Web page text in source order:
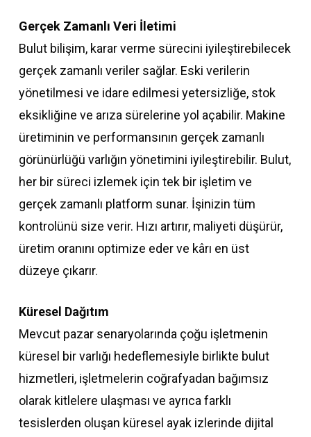
Gerçek Zamanlı Veri İletimi
Bulut bilişim, karar verme sürecini iyileştirebilecek
gerçek zamanlı veriler sağlar. Eski verilerin
yönetilmesi ve idare edilmesi yetersizliğe, stok
eksikliğine ve arıza sürelerine yol açabilir. Makine
üretiminin ve performansının gerçek zamanlı
görünürlüğü varlığın yönetimini iyileştirebilir. Bulut,
her bir süreci izlemek için tek bir işletim ve
gerçek zamanlı platform sunar. İşinizin tüm
kontrolünü size verir. Hızı artırır, maliyeti düşürür,
üretim oranını optimize eder ve kârı en üst
düzeye çıkarır.
Küresel Dağıtım
Mevcut pazar senaryolarında çoğu işletmenin
küresel bir varlığı hedeflemesiyle birlikte bulut
hizmetleri, işletmelerin coğrafyadan bağımsız
olarak kitlelere ulaşması ve ayrıca farklı
tesislerden oluşan küresel ayak izlerinde dijital